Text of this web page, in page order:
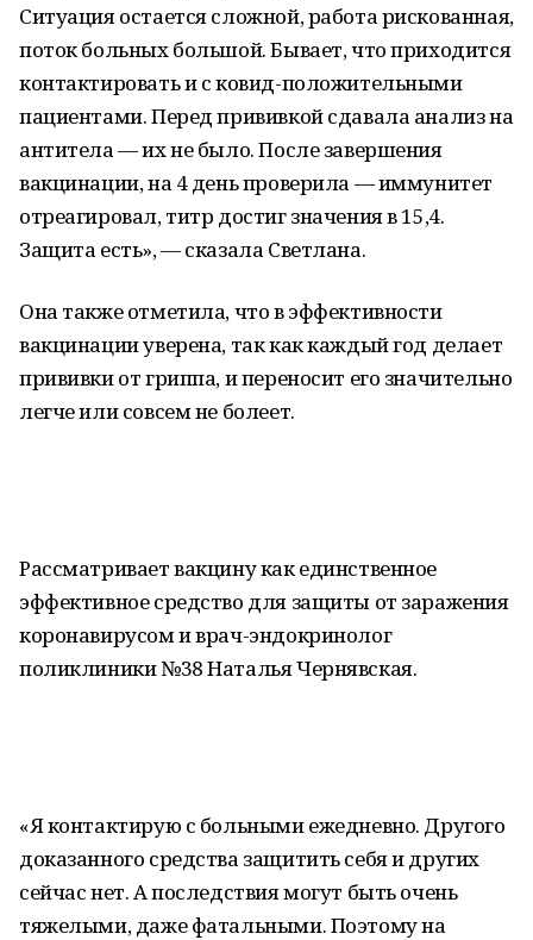
Ситуация остается сложной, работа рискованная,
поток больных большой. Бывает, что приходится
контактировать и с ковид-положительными
пациентами. Перед прививкой сдавала анализ на
антитела — их не было. После завершения
вакцинации, на 4 день проверила — иммунитет
отреагировал, титр достиг значения в 15,4.
Защита есть», — сказала Светлана.
Она также отметила, что в эффективности
вакцинации уверена, так как каждый год делает
прививки от гриппа, и переносит его значительно
легче или совсем не болеет.
Рассматривает вакцину как единственное
эффективное средство для защиты от заражения
коронавирусом и врач-эндокринолог
поликлиники №38 Наталья Чернявская.
«Я контактирую с больными ежедневно. Другого
доказанного средства защитить себя и других
сейчас нет. А последствия могут быть очень
тяжелыми, даже фатальными. Поэтому на